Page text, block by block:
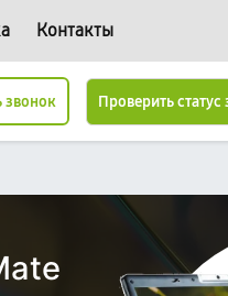
Контакты
звонок Проверить статус